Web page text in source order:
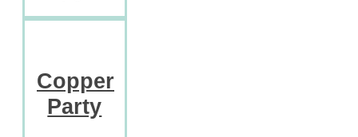
Copper
Party